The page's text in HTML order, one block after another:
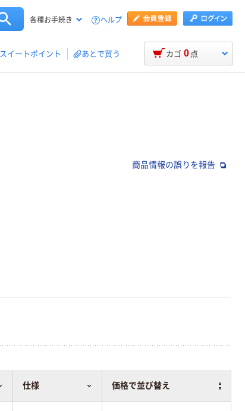
各種お手続き ヘルプ
スイートポイント あとで買う カゴ 0 点
商品情報の誤りを報告
仕様 価格で並び替え